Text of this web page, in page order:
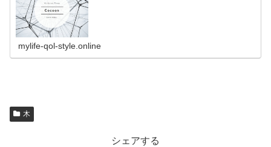
mylife-qol-style.online
木
シェアする